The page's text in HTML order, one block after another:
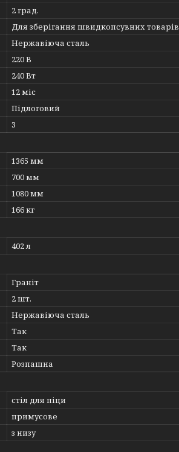
2 град.
Для зберігання швидкопсувних товарів
Нержавіюча сталь
220 В
240 Вт
12 міс
Підлоговий
3
1365 мм
700 мм
1080 мм
166 кг
402 л
Граніт
2 шт.
Нержавіюча сталь
Так
Так
Розпашна
стіл для піци
примусове
з низу